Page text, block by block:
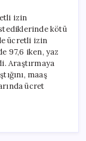
izin
kötü
ücretli izin
97,6 iken, yaz
Araştırmaya
maaş
ücret